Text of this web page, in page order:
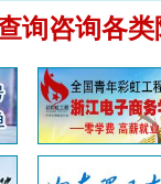
询咨询各